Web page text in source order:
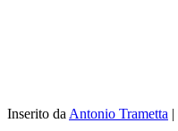
Inserito da Antonio Trametta |